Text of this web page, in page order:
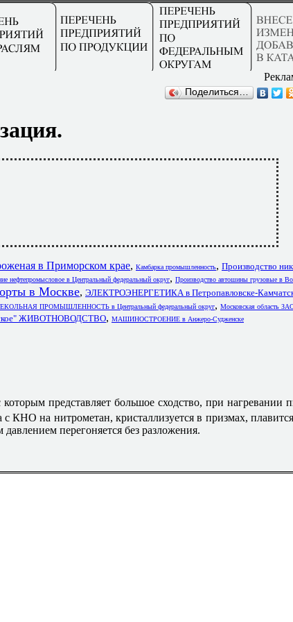
Поделиться…
в Приморском крае, Камбарка промышленность, Производство
нефтепромысловое в Центральный федеральный округ, Производство автошины грузовые в
в Москве, ЭЛЕКТРОЭНЕРГЕТИКА в Петропавловске-
ПРОМЫШЛЕННОСТЬ в Центральный федеральный округ, Московская область
ЖИВОТНОВОДСТВО, МАШИНОСТРОЕНИЕ в Анжеро-Судженске
представляет большое сходство, при нагревании
КНО на нитрометан, кристаллизуется в призмах,
перегоняется без разложения.